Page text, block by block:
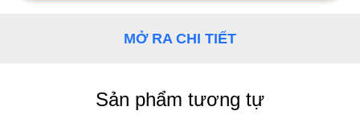
MỞ RA CHI TIẾT
Sản phẩm tương tự